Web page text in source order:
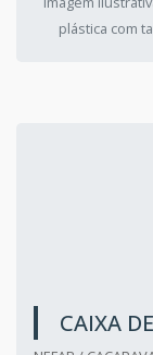
plástica com
CAIXA